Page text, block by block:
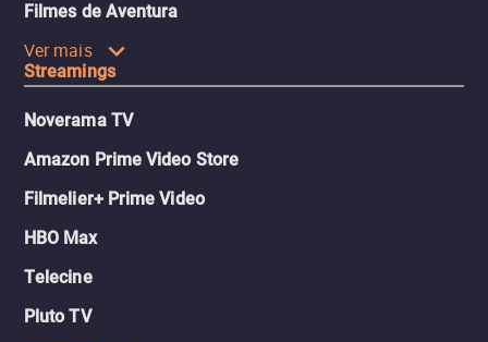
Filmes de Aventura
Ver mais
Streamings
Noverama TV
Amazon Prime Video Store
Filmelier+ Prime Video
HBO Max
Telecine
Pluto TV